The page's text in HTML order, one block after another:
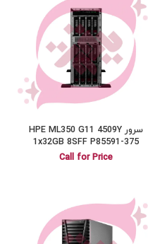
سرور HPE ML350 G11 4509Y
1x32GB 8SFF P85591-375
Call for Price